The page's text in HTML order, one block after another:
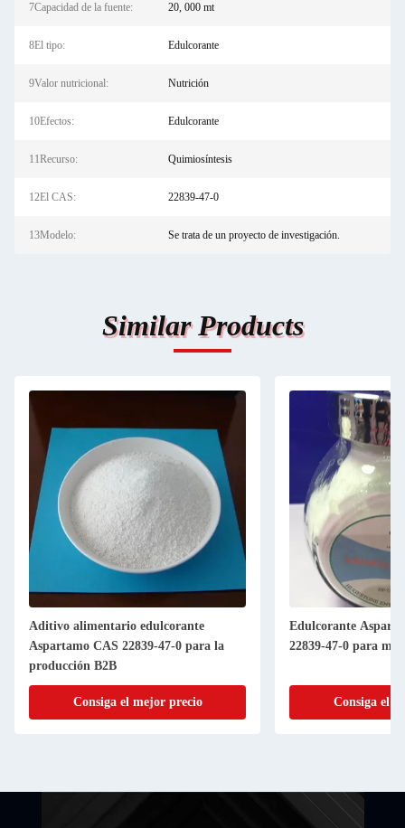
7Capacidad de la fuente: 20, 000 mt
8El tipo: Edulcorante
9Valor nutricional: Nutrición
10Efectos: Edulcorante
11Recurso: Quimiosíntesis
12El CAS: 22839-47-0
13Modelo: Se trata de un proyecto de investigación.
Similar Products
Aditivo alimentario edulcorante
Aspartamo CAS 22839-47-0 para la
producción B2B
Consiga el mejor precio
Edulcorante
22839-47-0 para
Consiga el